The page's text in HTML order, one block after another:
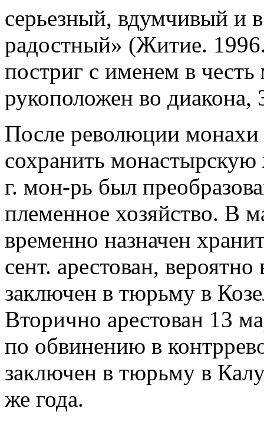
серьезный, вдумчивый и
радостный» (Житие.
постриг с именем в
рукоположен во диакона,
После революции
сохранить
г. мон-рь был
племенное хозяйство. В
временно назначен
сент. арестован,
заключен в тюрьму в
Вторично арестован 13
по обвинению в
заключен в тюрьму в
же года.